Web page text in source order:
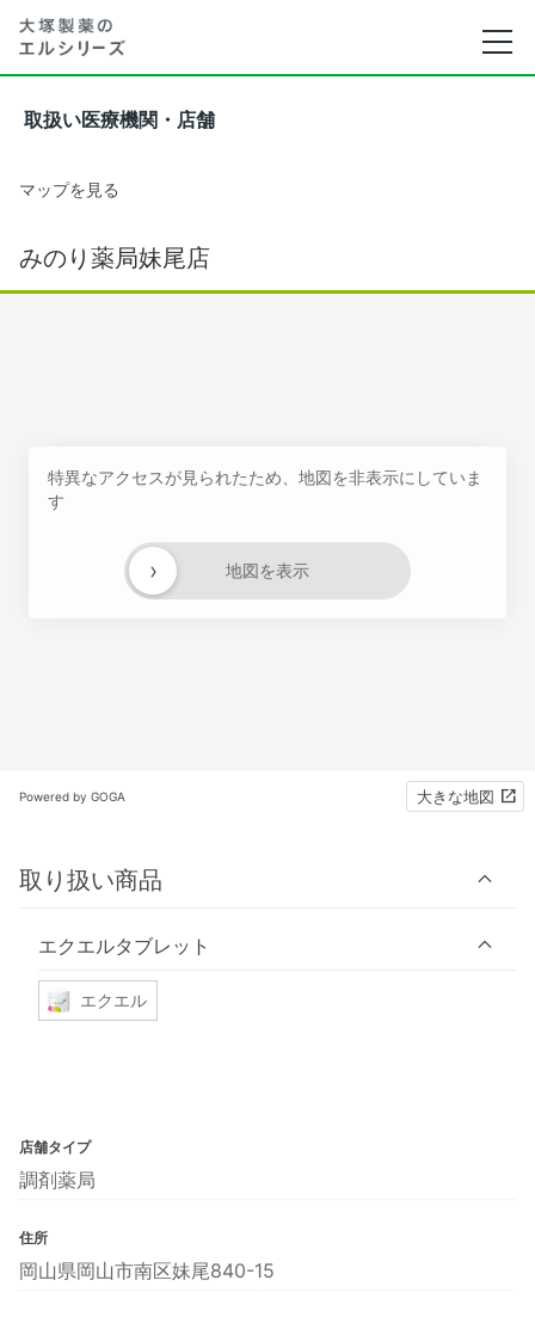
取扱い医療機関・店舗
マップを見る
みのり薬局妹尾店
特異なアクセスが見られたため、地図を非表示にしていま
す
地図を表示
›
Powered by GOGA 大きな地図
取り扱い商品
エクエルタブレット
エクエル
店舗タイプ
調剤薬局
住所
岡山県岡山市南区妹尾840-15